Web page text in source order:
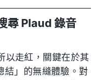
尋 Plaud 錄音
以走紅，關鍵在於其
結」的無縫體驗。對